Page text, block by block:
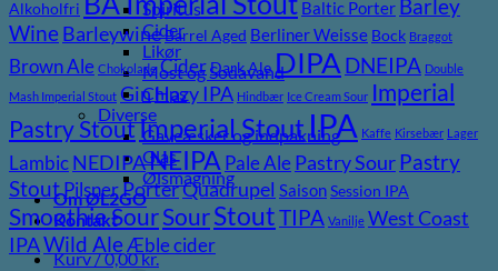
Spiritus
Cider
Likør
Most og Sodavand
Chips
Diverse
Gaveæsker og indpakning
Glas
Ølsmagning
Om ØL2GO
Kontakt
Kurv /0,00kr.
Alkoholfri Baltic Porter Barley
Wine BarleywineBarrel Aged Berliner Weisse Bock Braggot
Brown Ale Chokolade CiderDark Ale DIPA DNEIPA Double
Mash Imperial Stout GinHazy IPA Hindbær Ice Cream Sour Imperial
Pastry StoutImperial StoutIPA Kaffe Kirsebær Lager
Lambic NEDIPANEIPA Pale Ale Pastry Sour Pastry
StoutPilsnerPorterQuadrupel SaisonSession IPA
Smoothie SourSourStoutTIPA Vanilje West Coast
IPAWild Ale Æble cider